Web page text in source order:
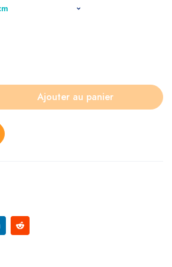
Ajouter au panier